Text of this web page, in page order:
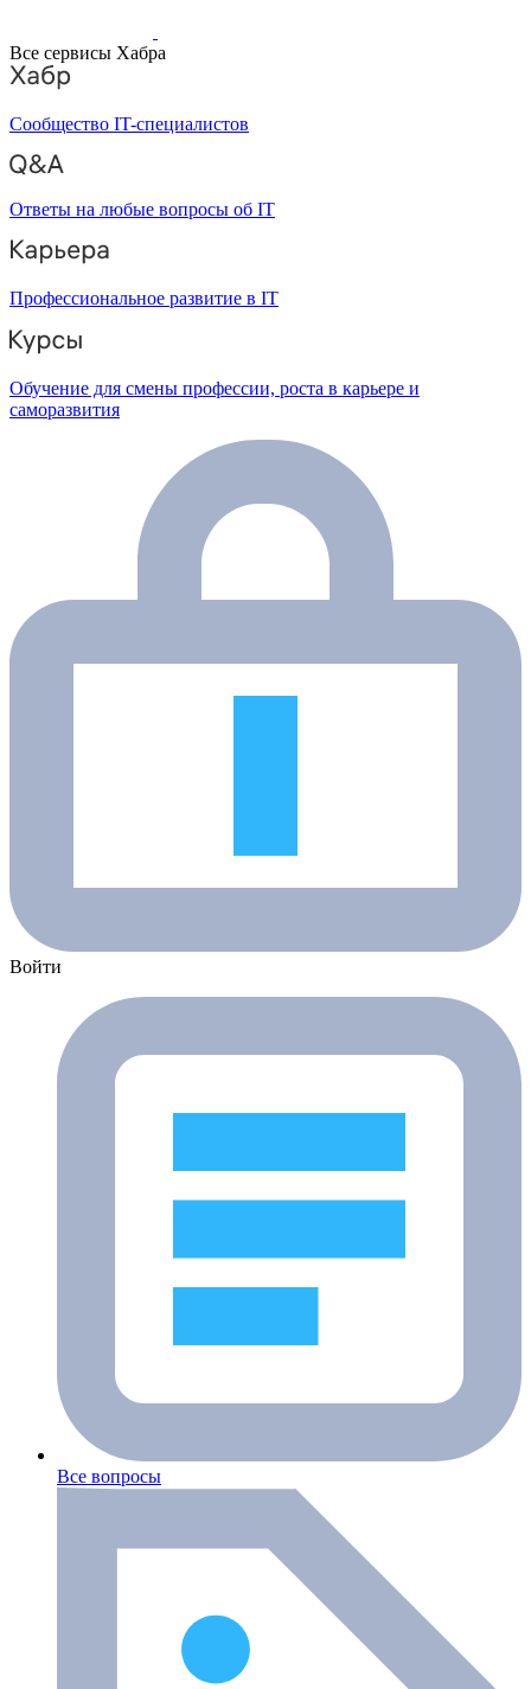
Все сервисы Хабра
Сообщество IT-специалистов
Ответы на любые вопросы об IT
Профессиональное развитие в IT
Обучение для смены профессии, роста в карьере и
саморазвития
Войти
Все вопросы